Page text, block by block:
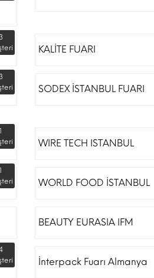
KALİTE FUARI
SODEX İSTANBUL FUARI
1
WIRE TECH ISTANBUL
1
WORLD FOOD İSTANBUL
BEAUTY EURASIA IFM
İnterpack Fuarı Almanya